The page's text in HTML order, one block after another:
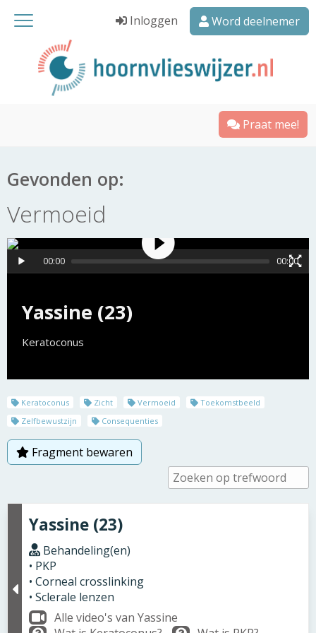
Inloggen Word deelnemer
Praat mee!
Gevonden op:
Vermoeid
Yassine (23)
Keratoconus
00:00 00:00
Keratoconus Zicht Vermoeid
Toekomstbeeld
Zelfbewustzijn
Consequenties
Fragment bewaren
Yassine (23)
Behandeling(en)
• PKP
• Corneal crosslinking
• Sclerale lenzen
Alle video's van Yassine